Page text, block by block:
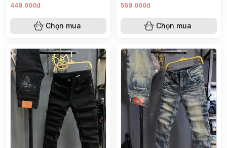
449.000đ
Chọn mua
569.000đ
Chọn mua